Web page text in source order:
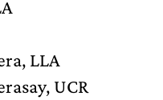
LLA
UCR